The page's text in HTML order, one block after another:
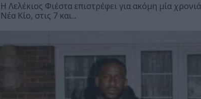
Η Λελέκιος Φιέστα επιστρέφει για ακόμη μία
Νέα Κίο, στις 7 και...